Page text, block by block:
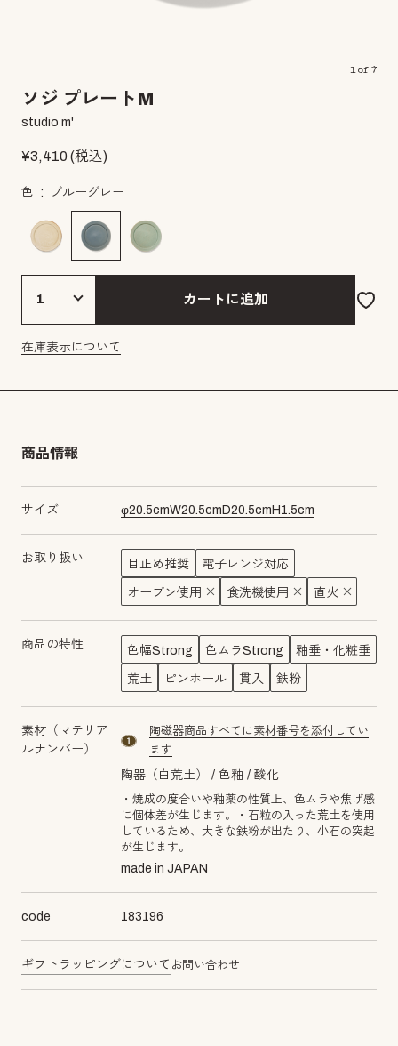
1of 7
ソジ プレートM
studio m'
¥3,410(税込)
色 ブルーグレー
カートに追加
在庫表示について
商品情報
サイズ φ20.5cmW20.5cm D20.5cm H 1.5cm
お取り扱い 目止め推奨 電子レンジ対応
オーブン使用 食洗機使用 直火
商品の特性 色幅Strong 色ムラStrong 釉垂・化粧垂
荒土 ピンホール 貫入 鉄粉
素材（マテリア
ルナンバー）
material number1
陶磁器商品すべてに素材番号を添付してい
ます
陶器（白荒土） 色釉 酸化
・焼成の度合いや釉薬の性質上、色ムラや焦げ感
に個体差が生じます。・石粒の入った荒土を使用
しているため、大きな鉄粉が出たり、小石の突起
が生じます。
made in JAPAN
code 183196
ギフトラッピングについて お問い合わせ